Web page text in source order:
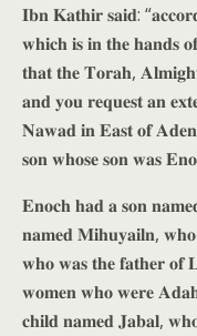
𝐈𝐛𝐧 𝐊𝐚𝐭𝐡𝐢𝐫 𝐬𝐚𝐢𝐝:
𝐰𝐡𝐢𝐜𝐡 𝐢𝐬 𝐢𝐧 𝐭𝐡𝐞 𝐡𝐚𝐧𝐝𝐬
𝐭𝐡𝐚𝐭 𝐭𝐡𝐞 𝐓𝐨𝐫𝐚𝐡,
𝐚𝐧𝐝 𝐲𝐨𝐮 𝐫𝐞𝐪𝐮𝐞𝐬𝐭 𝐚𝐧
𝐍𝐚𝐰𝐚𝐝 𝐢𝐧 𝐄𝐚𝐬𝐭 𝐨𝐟
𝐬𝐨𝐧 𝐰𝐡𝐨𝐬𝐞 𝐬𝐨𝐧 𝐰𝐚𝐬
𝐄𝐧𝐨𝐜𝐡 𝐡𝐚𝐝 𝐚 𝐬𝐨𝐧
𝐧𝐚𝐦𝐞𝐝 𝐌𝐢𝐡𝐮𝐲𝐚𝐢𝐥𝐧,
𝐰𝐡𝐨 𝐰𝐚𝐬 𝐭𝐡𝐞 𝐟𝐚𝐭𝐡𝐞𝐫 𝐨𝐟
𝐰𝐨𝐦𝐞𝐧 𝐰𝐡𝐨 𝐰𝐞𝐫𝐞 𝐀𝐝𝐚𝐡
𝐜𝐡𝐢𝐥𝐝 𝐧𝐚𝐦𝐞𝐝 𝐉𝐚𝐛𝐚𝐥, 𝐰𝐡𝐨